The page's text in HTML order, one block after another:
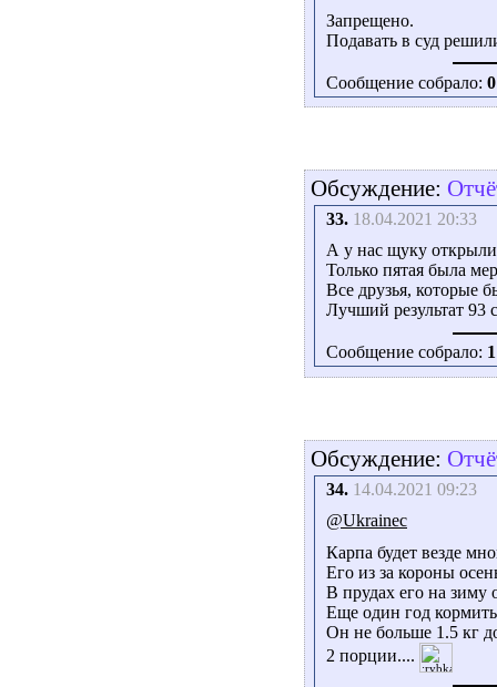
Запрещено.
Подавать в суд
Сообщение собрало: 0
Обсуждение:
33. 18.04.2021 20:33
А у нас щуку
Только пятая была
Все друзья, которые
Лучший результат 93
Сообщение собрало: 1
Обсуждение:
34. 14.04.2021 09:23
@Ukrainec
Карпа будет везде
Его из за короны
В прудах его на зиму
Еще один год
Он не больше 1.5 кг
2 порции....